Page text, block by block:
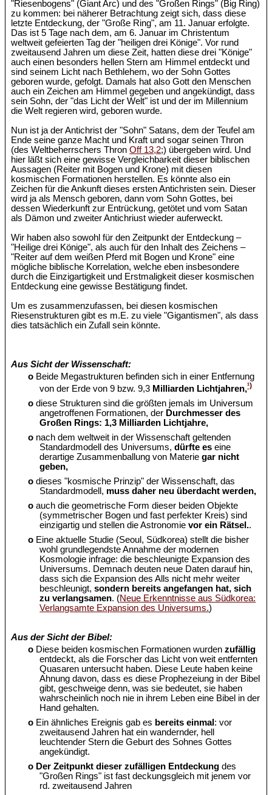
"Riesenbogens" (Giant Arc) und des "Großen Rings" (Big Ring)
zu kommen: bei näherer Betrachtung zeigt sich, dass diese
letzte Entdeckung, der "Große Ring", am 11. Januar erfolgte.
Das ist 5 Tage nach dem, am 6. Januar im Christentum
weltweit gefeierten Tag der "heiligen drei Könige". Vor rund
zweitausend Jahren um diese Zeit, hatten diese drei "Könige"
auch einen besonders hellen Stern am Himmel entdeckt und
sind seinem Licht nach Bethlehem, wo der Sohn Gottes
geboren wurde, gefolgt. Damals hat also Gott den Menschen
auch ein Zeichen am Himmel gegeben und angekündigt, dass
sein Sohn, der "das Licht der Welt" ist und der im Millennium
die Welt regieren wird, geboren wurde.
Nun ist ja der Antichrist der "Sohn" Satans, dem der Teufel am
Ende seine ganze Macht und Kraft und sogar seinen Thron
(des Weltbeherrschers ThronOff 13,2;) übergeben wird. Und
hier läßt sich eine gewisse Vergleichbarkeit dieser biblischen
Aussagen (Reiter mit Bogen und Krone) mit diesen
kosmischen Formationen herstellen. Es könnte also ein
Zeichen für die Ankunft dieses ersten Antichristen sein. Dieser
wird ja als Mensch geboren, dann vom Sohn Gottes, bei
dessen Wiederkunft zur Entrückung, getötet und vom Satan
als Dämon und zweiter Antichriust wieder auferweckt.
Wir haben also sowohl für den Zeitpunkt der Entdeckung –
"Heilige drei Könige", als auch für den Inhalt des Zeichens –
"Reiter auf dem weißen Pferd mit Bogen und Krone" eine
mögliche biblische Korrelation, welche eben insbesondere
durch die Einzigartigkeit und Erstmaligkeit dieser kosmischen
Entdeckung eine gewisse Bestätigung findet.
Um es zusammenzufassen, bei diesen kosmischen
Riesenstrukturen gibt es m.E. zu viele "Gigantismen", als dass
dies tatsächlich ein Zufall sein könnte.
Aus Sicht der Wissenschaft:
o Beide Megastrukturen befinden sich in einer Entfernung
von der Erde von 9 bzw. 9,3 Milliarden Lichtjahren,¹)
o diese Strukturen sind die größten jemals im Universum
angetroffenen Formationen, der Durchmesser des
Großen Rings: 1,3 Milliarden Lichtjahre,
o nach dem weltweit in der Wissenschaft geltenden
Standardmodell des Universums,dürfte eseine
derartige Zusammenballung von Materiegar nicht
geben,
o dieses "kosmische Prinzip" der Wissenschaft, das
Standardmodell, muss daher neu überdacht werden,
o auch die geometrische Form dieser beiden Objekte
(symmetrischer Bogen und fast perfekter Kreis) sind
einzigartig und stellen die Astronomievor ein Rätsel..
o Eine aktuelle Studie (Seoul, Südkorea) stellt die bisher
wohl grundlegendste Annahme der modernen
Kosmologie infrage: die beschleunigte Expansion des
Universums. Demnach deuten neue Daten darauf hin,
dass sich die Expansion des Alls nicht mehr weiter
beschleunigt,sondern bereits angefangen hat, sich
zu verlangsamen. (Neue Erkenntnisse aus Südkorea:
Verlangsamte Expansion des Universums.)
Aus der Sicht der Bibel:
o Diese beiden kosmischen Formationen wurdenzufällig
entdeckt, als die Forscher das Licht von weit entfernten
Quasaren untersucht haben. Diese Leute haben keine
Ahnung davon, dass es diese Prophezeiung in der Bibel
gibt, geschweige denn, was sie bedeutet, sie haben
wahrscheinlich noch nie in ihrem Leben eine Bibel in der
Hand gehalten.
o Ein ähnliches Ereignis gab es bereits einmal : vor
zweitausend Jahren hat ein wandernder, hell
leuchtender Stern die Geburt des Sohnes Gottes
angekündigt.
o Der Zeitpunkt dieser zufälligen Entdeckung des
"Großen Rings" ist fast deckungsgleich mit jenem vor
rd. zweitausend Jahren